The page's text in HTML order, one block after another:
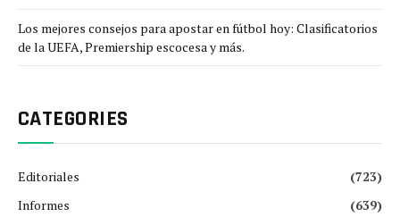
Los mejores consejos para apostar en fútbol hoy: Clasificatorios
de la UEFA, Premiership escocesa y más.
CATEGORIES
Editoriales
(723)
Informes
(639)